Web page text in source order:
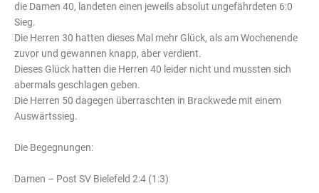
die Damen 40, landeten einen jeweils absolut ungefährdeten 6:0
Sieg.
Die Herren 30 hatten dieses Mal mehr Glück, als am Wochenende
zuvor und gewannen knapp, aber verdient.
Dieses Glück hatten die Herren 40 leider nicht und mussten sich
abermals geschlagen geben.
Die Herren 50 dagegen überraschten in Brackwede mit einem
Auswärtssieg.
Die Begegnungen:
Damen – Post SV Bielefeld 2:4 (1:3)